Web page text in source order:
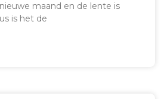
maand en de lente is
is het de